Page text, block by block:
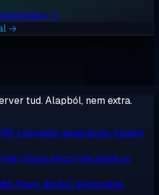
→
→
tud. Alapból, nem extra.
Legújabb generációs magok
Soha nincs mechanikus
Nagy átviteli sebességű